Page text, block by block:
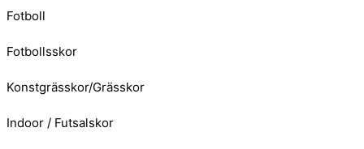
Fotboll
Fotbollsskor
Konstgrässkor/Grässkor
Indoor / Futsalskor